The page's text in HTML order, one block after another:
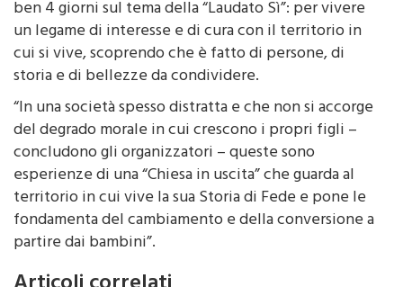
ha coinvolto ben 130 ragazzi di tutta la diocesi per
ben 4 giorni sul tema della “Laudato Sì”: per vivere
un legame di interesse e di cura con il territorio in
cui si vive, scoprendo che è fatto di persone, di
storia e di bellezze da condividere.
“In una società spesso distratta e che non si accorge
del degrado morale in cui crescono i propri figli –
concludono gli organizzatori – queste sono
esperienze di una “Chiesa in uscita” che guarda al
territorio in cui vive la sua Storia di Fede e pone le
fondamenta del cambiamento e della conversione a
partire dai bambini”.